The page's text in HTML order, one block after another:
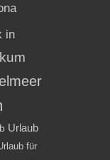
in
Urlaub
für